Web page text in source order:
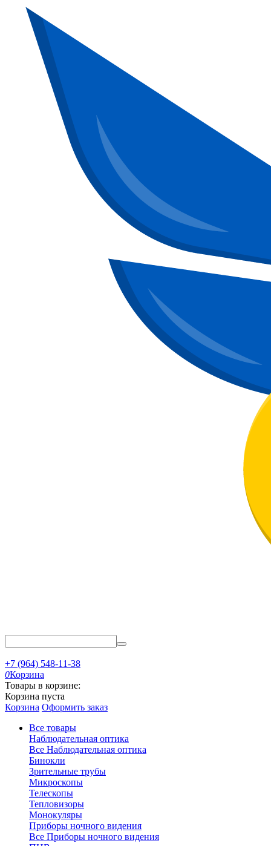
+7 (964) 548-11-38
0Корзина
Товары в корзине:
Корзина пуста
Корзина Оформить заказ
Все товары
Наблюдательная оптика
Все Наблюдательная оптика
Бинокли
Зрительные трубы
Микроскопы
Телескопы
Тепловизоры
Монокуляры
Приборы ночного видения
Все Приборы ночного видения